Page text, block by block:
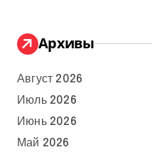
Архивы
Август 2026
Июль 2026
Июнь 2026
Май 2026